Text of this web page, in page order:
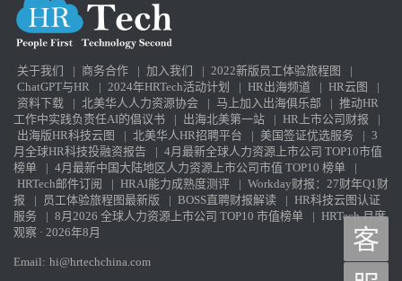
关于我们 | 商务合作 | 加入我们 | 2022新版员工体验旅程图
|
ChatGPT与HR
| 2024年HRTech活动计划 | HR出海频道 | HR云图
|
资料下载
| 北美华人人力资源协会 | 马上加入出海俱乐部 | 推动HR
工作中实践负责任AI的倡议书
| 出海北美第一站 | HR上市公司财报
|
出海版HR科技云图
| 北美华人HR招聘平台 | 美国签证优选服务 | 3
月全球HR科技投融资报告
| 4月最新全球人力资源上市公司 TOP10市值
榜单
| 4月最新中国大陆地区人力资源上市公司市值 TOP10 榜单
|
HRTech邮件订阅
| HRAI能力成熟度测评 | Workday财报：27财年Q1财
报
| 员工体验旅程图最新版 | BOSS直聘财报解读 | HR科技云图认证
服务
| 8月2026 全球人力资源上市公司 TOP10 市值榜单 | HRTech 月度
观察 · 2026年8月
Email: hi@hrtechchina.com
客